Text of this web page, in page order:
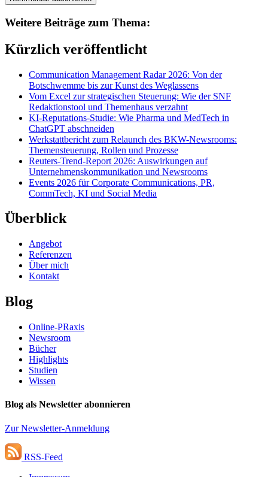
Weitere Beiträge zum Thema:
Kürzlich veröffentlicht
Communication Management Radar 2026: Von der
Botschwemme bis zur Kunst des Weglassens
Vom Excel zur strategischen Steuerung: Wie der SNF
Redaktionstool und Themenhaus verzahnt
KI-Reputations-Studie: Wie Pharma und MedTech in
ChatGPT abschneiden
Werkstattbericht zum Relaunch des BKW-Newsrooms:
Themensteuerung, Rollen und Prozesse
Reuters-Trend-Report 2026: Auswirkungen auf
Unternehmenskommunikation und Newsrooms
Events 2026 für Corporate Communications, PR,
CommTech, KI und Social Media
Überblick
Angebot
Referenzen
Über mich
Kontakt
Blog
Online-PRaxis
Newsroom
Bücher
Highlights
Studien
Wissen
Blog als Newsletter abonnieren
Zur Newsletter-Anmeldung
RSS-Feed